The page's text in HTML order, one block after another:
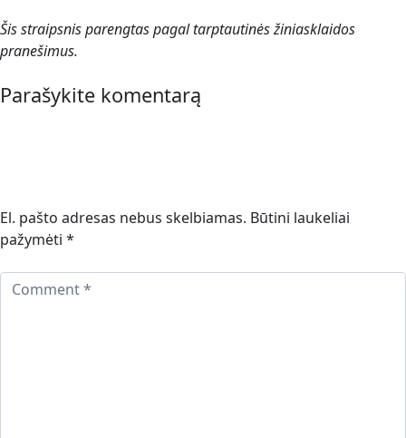
Šis straipsnis parengtas pagal tarptautinės žiniasklaidos
pranešimus.
Parašykite komentarą
El. pašto adresas nebus skelbiamas. Būtini laukeliai
pažymėti *